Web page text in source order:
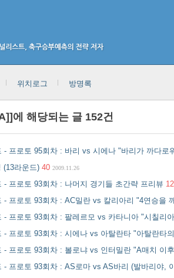
위치로그 방명록
]에 해당되는 글 152건
- 프로토 95회차 : 바리 vs 시에나 "바리가 까다로
(13라운드) 40 2009.11.26
- 프로토 93회차 : 나머지 경기들 초간략 프리뷰 12
- 프로토 93회차 : AC밀란 vs 칼리아리 "4연승을
- 프로토 93회차 : 팔레르모 vs 카타니아 "시칠리
- 프로토 93회차 : 시에나 vs 아탈란타 "아탈란타
- 프로토 93회차 : 볼로냐 vs 인터밀란 "A매치 이
- 프로토 93회차 : AS로마 vs AS바리 (발바리야,